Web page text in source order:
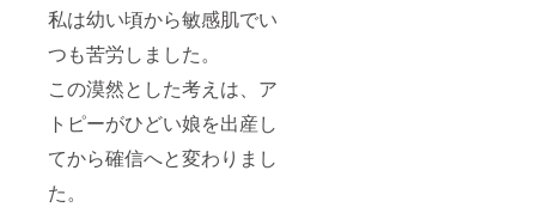
私は幼い頃から敏感肌でい
つも苦労しました。
この漠然とした考えは、ア
トピーがひどい娘を出産し
てから確信へと変わりまし
た。